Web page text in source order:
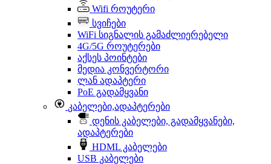
Wifi როუტერი
სვიჩები
WiFi სიგნალის გამაძლიერებელი
4G/5G როუტერები
აქსეს პოინტები
მედია კონვერტორი
ლან ადაპტერი
PoE გადამყვანი
კაბელები,ადაპტერები
დენის კაბელები, გადამყვანები,
ადაპტერები
HDML კაბელები
USB კაბელები